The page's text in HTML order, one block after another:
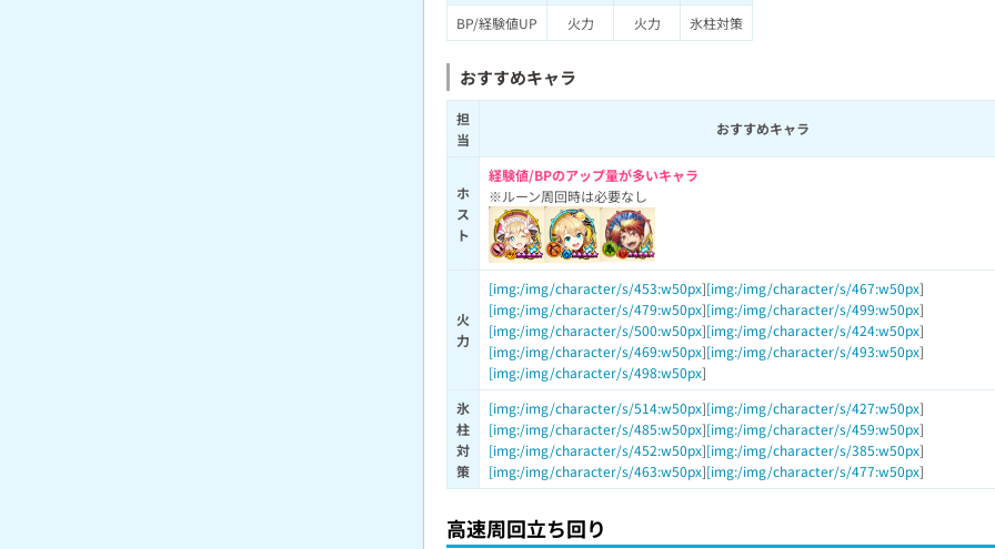
BP/経験値UP
火力 火力 氷柱対策
おすすめキャラ
担
当
おすすめキャラ
ホ
ス
ト
経験値/BPのアップ量が多いキャラ
※ルーン周回時は必要なし
火
力
[img:/img/character/s/453:w50px][img:/img/character/s/467:w50px]
[img:/img/character/s/479:w50px][img:/img/character/s/499:w50px]
[img:/img/character/s/500:w50px][img:/img/character/s/424:w50px]
[img:/img/character/s/469:w50px][img:/img/character/s/493:w50px]
[img:/img/character/s/498:w50px]
氷
柱
対
策
[img:/img/character/s/514:w50px][img:/img/character/s/427:w50px]
[img:/img/character/s/485:w50px][img:/img/character/s/459:w50px]
[img:/img/character/s/452:w50px][img:/img/character/s/385:w50px]
[img:/img/character/s/463:w50px][img:/img/character/s/477:w50px]
高速周回立ち回り